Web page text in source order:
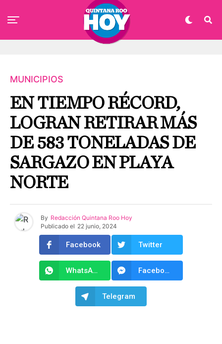
MUNICIPIOS
EN TIEMPO RÉCORD,
LOGRAN RETIRAR MÁS
DE 583 TONELADAS DE
SARGAZO EN PLAYA
NORTE
By Redacción Quintana Roo Hoy
Publicado el 22 junio, 2024
Facebook Twitter
WhatsApp Facebook Messenger
Telegram